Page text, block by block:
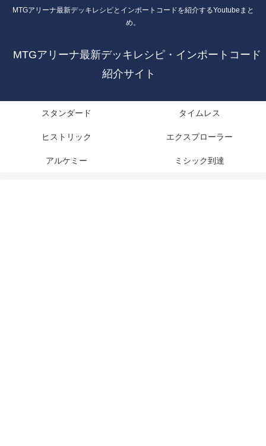
MTGアリーナ最新デッキレシピとインポートコードを紹介するYoutubeまと
め。
MTGアリーナ最新デッキレシピ・インポートコード
紹介サイト
スタンダード タイムレス
ヒストリック エクスプローラー
アルケミー ミシック到達